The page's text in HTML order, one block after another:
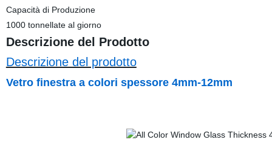
Capacità di Produzione
1000 tonnellate al giorno
Descrizione del Prodotto
Descrizione del prodotto
Vetro finestra a colori spessore 4mm-12mm